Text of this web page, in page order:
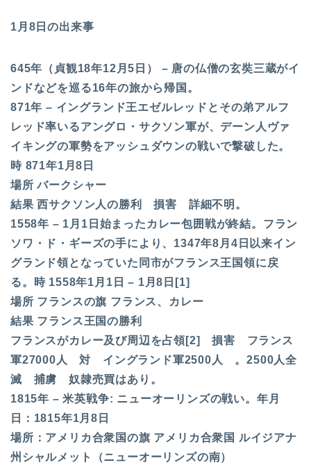
1月8日の出来事
645年（貞観18年12月5日） – 唐の仏僧の玄奘三蔵がイ
ンドなどを巡る16年の旅から帰国。
871年 – イングランド王エゼルレッドとその弟アルフ
レッド率いるアングロ・サクソン軍が、デーン人ヴァ
イキングの軍勢をアッシュダウンの戦いで撃破した。
時 871年1月8日
場所 バークシャー
結果 西サクソン人の勝利 損害 詳細不明。
1558年 – 1月1日始まったカレー包囲戦が終結。フラン
ソワ・ド・ギーズの手により、1347年8月4日以来イン
グランド領となっていた同市がフランス王国領に戻
る。時 1558年1月1日 – 1月8日[1]
場所 フランスの旗 フランス、カレー
結果 フランス王国の勝利
フランスがカレー及び周辺を占領[2] 損害 フランス
軍27000人 対 イングランド軍2500人 。2500人全
滅 捕虜 奴隷売買はあり。
1815年 – 米英戦争: ニューオーリンズの戦い。年月
日：1815年1月8日
場所：アメリカ合衆国の旗 アメリカ合衆国 ルイジアナ
州シャルメット（ニューオーリンズの南）